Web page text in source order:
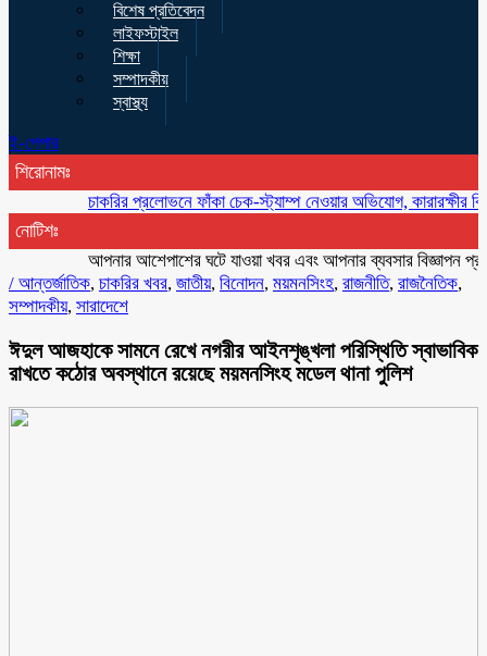
বিশেষ প্রতিবেদন
লাইফস্টাইল
শিক্ষা
সম্পাদকীয়
স্বাস্থ্য
ই-পেপার
শিরোনামঃ
চাকরির প্রলোভনে ফাঁকা চেক-স্ট্যাম্প নেওয়ার অভিযোগ, কারারক্ষীর বিরুদ্ধে
নোটিশঃ
আপনার আশেপাশের ঘটে যাওয়া খবর এবং আপনার ব্যবসার বিজ্ঞাপন
/ আন্তর্জাতিক, চাকরির খবর, জাতীয়, বিনোদন, ময়মনসিংহ, রাজনীতি, রাজনৈতিক,
সম্পাদকীয়, সারাদেশে
ঈদুল আজহাকে সামনে রেখে নগরীর আইনশৃঙ্খলা পরিস্থিতি স্বাভাবিক
রাখতে কঠোর অবস্থানে রয়েছে ময়মনসিংহ মডেল থানা পুলিশ